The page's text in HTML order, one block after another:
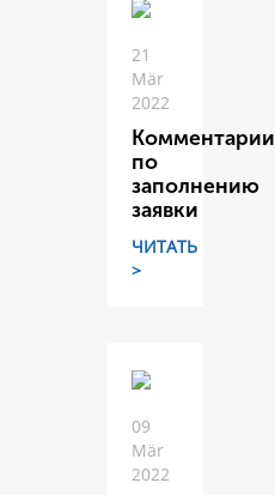
21
Mär
2022
Комментарии
по
заполнению
заявки
ЧИТАТЬ
>
09
Mär
2022